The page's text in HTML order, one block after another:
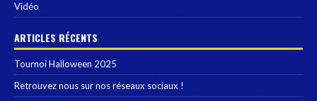
Vidéo
ARTICLES RÉCENTS
Tournoi Halloween 2025
Retrouvez nous sur nos réseaux sociaux !